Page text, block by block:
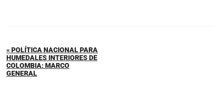
« POLÍTICA NACIONAL PARA
HUMEDALES INTERIORES DE
COLOMBIA: MARCO
GENERAL